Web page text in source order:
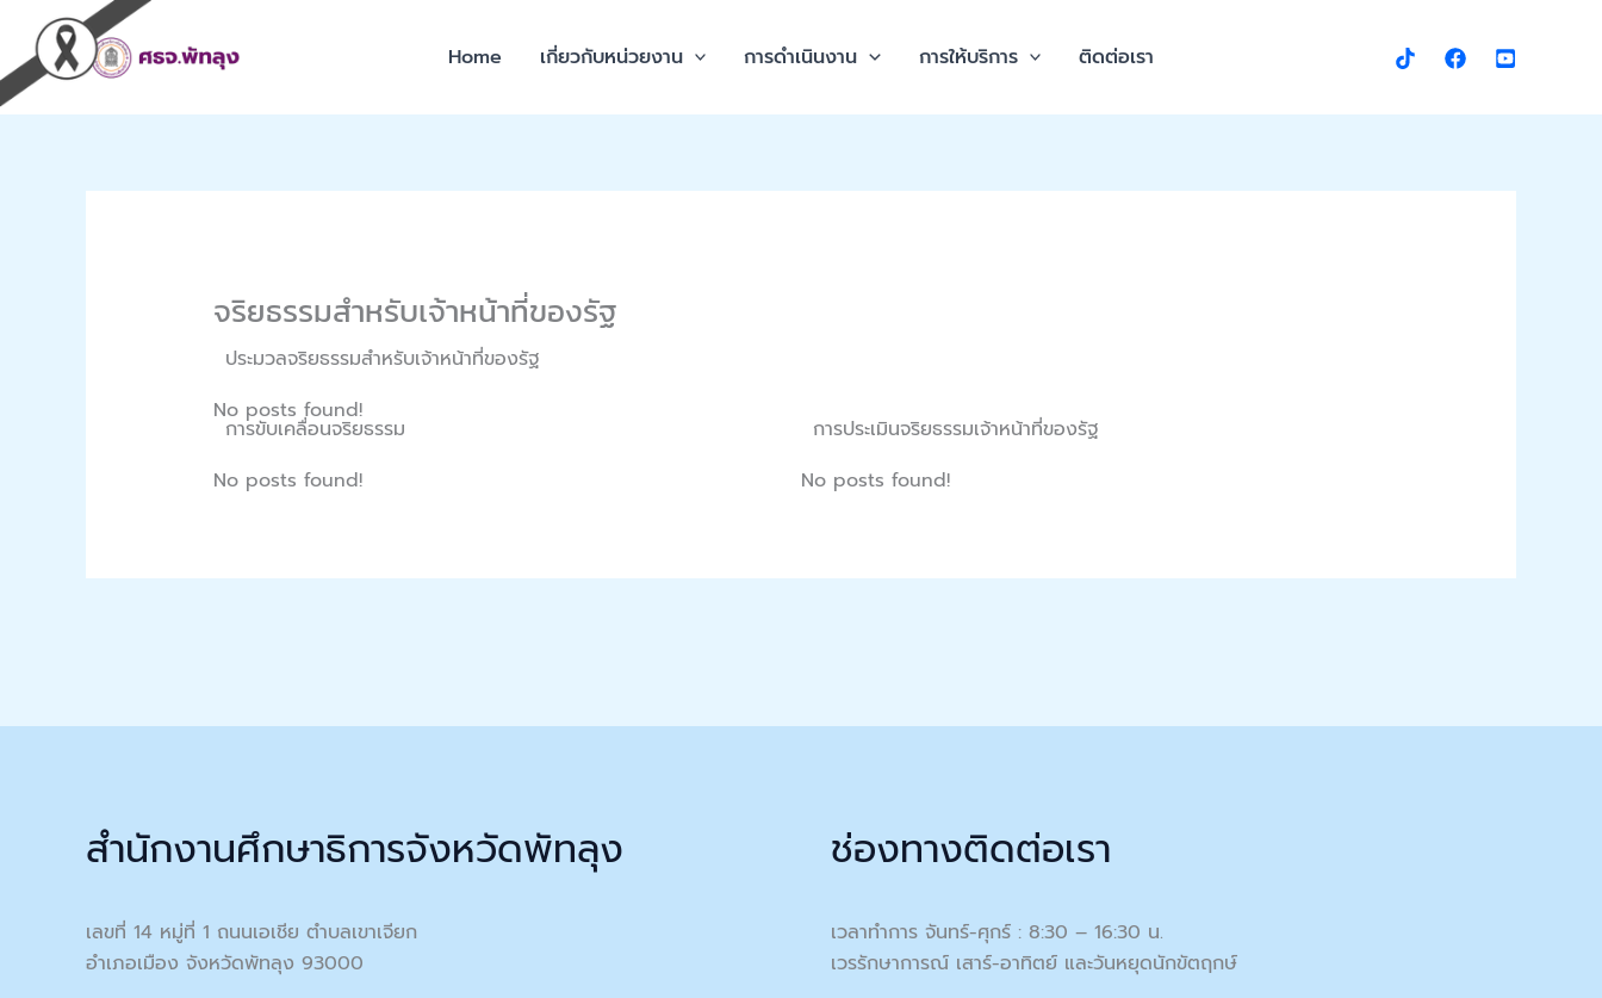
content
Home เกี่ยวกับหน่วยงาน การดำเนินงาน การให้บริการ ติดต่อเรา
จริยธรรมสำหรับเจ้าหน้าที่ของรัฐ
ประมวลจริยธรรมสำหรับเจ้าหน้าที่ของรัฐ
No posts found!
การขับเคลื่อนจริยธรรม
No posts found!
การประเมินจริยธรรมเจ้าหน้าที่ของรัฐ
No posts found!
สำนักงานศึกษาธิการจังหวัดพัทลุง
เลขที่ 14 หมู่ที่ 1 ถนนเอเชีย ตำบลเขาเจียก
อำเภอเมือง จังหวัดพัทลุง 93000
ช่องทางติดต่อเรา
เวลาทำการ จันทร์-ศุกร์ : 8:30 – 16:30 น.
เวรรักษาการณ์ เสาร์-อาทิตย์ และวันหยุดนักขัตฤกษ์